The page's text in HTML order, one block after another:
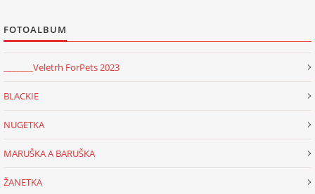
FOTOALBUM
_______Veletrh ForPets 2023
BLACKIE
NUGETKA
MARUŠKA A BARUŠKA
ŽANETKA